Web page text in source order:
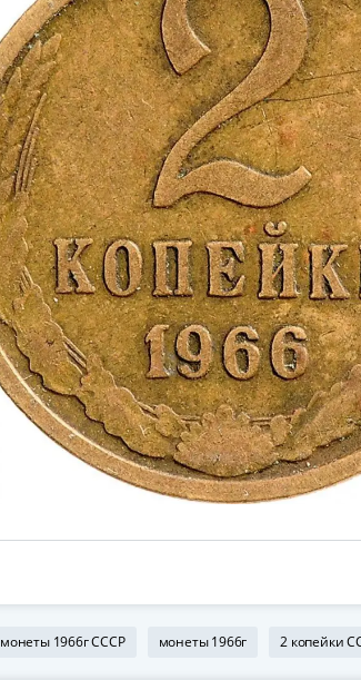
монеты 1966г СССР монеты 1966г 2 копейки